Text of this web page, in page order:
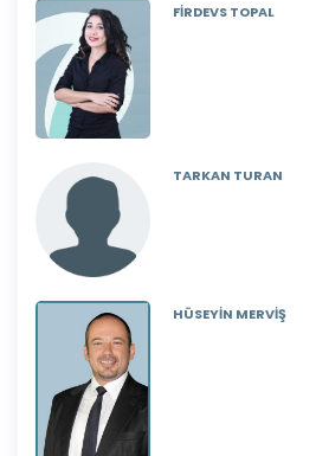
FİRDEVS TOPAL
TARKAN TURAN
HÜSEYİN MERVİŞ